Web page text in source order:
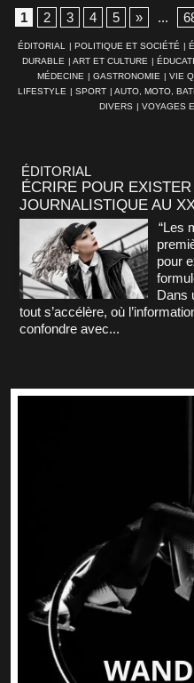
1
2 3 4 5 » ...
ÉDITORIAL | POLITIQUE ET SOCIÉTÉ |
DURABLE | ART ET CULTURE |
MÉDECINE | GASTRONOMIE | VIE
LIFESTYLE | SPORT | AUTO, MOTO,
DIVERS | VOYAGES
ÉDITORIAL
ÉCRIRE POUR
JOURNALISTIQUE AU
“Les
pour
Dans
tout s’accélère, où
confondre avec...